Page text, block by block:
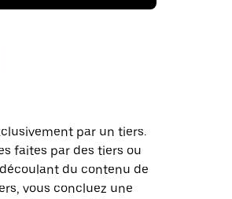
par un tiers.
faites par des tiers ou
du contenu de
vous concluez une